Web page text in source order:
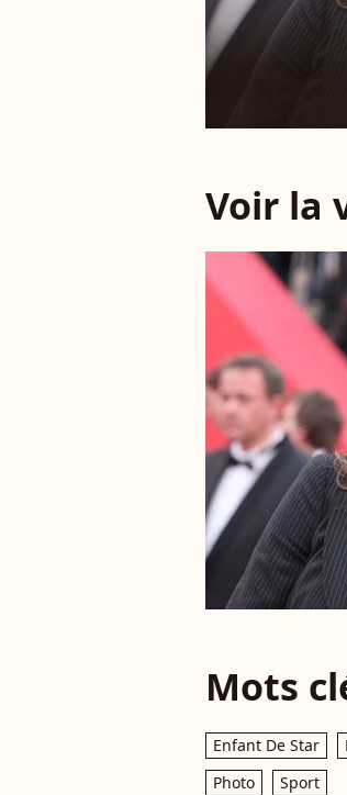
Voir la
Mots
Enfant De Star
Photo
Sport